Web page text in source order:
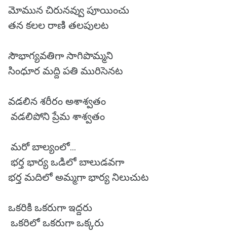
మోమున చిరునవ్వు పూయించు
తన కలల రాణి తలపులట
సౌభాగ్యవతిగా సాగిపొమ్మని
సింధూర మద్ది పతి మురిసెనట
వడలిన శరీరం అశాశ్వతం
వడలిపోని ప్రేమ శాశ్వతం
మరో బాల్యంలో...
భర్త భార్య ఒడిలో బాలుడవగా
భర్త మదిలో అమ్మగా భార్య నిలుచుట
ఒకరికి ఒకరుగా ఇద్దరు
ఒకరిలో ఒకరుగా ఒక్కరు